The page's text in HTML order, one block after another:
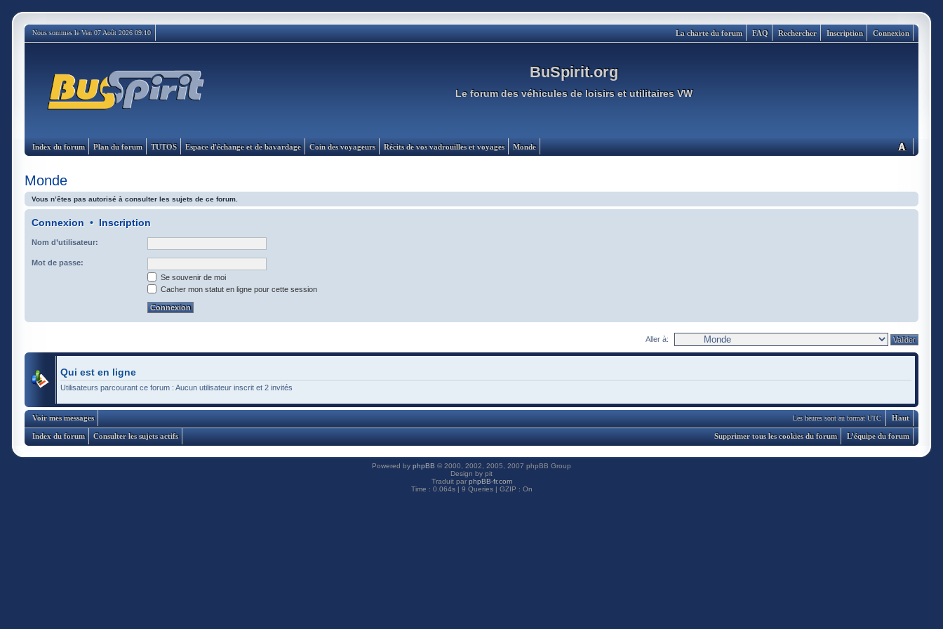
Nous sommes le Ven 07 Août 2026 09:10 Connexion
Inscription
Rechercher
FAQ
La charte du forum
BuSpirit.org
Le forum des véhicules de loisirs et utilitaires VW
Index du forum Plan du forum TUTOS Espace d'échange et de bavardage Coin des voyageurs Récits de vos vadrouilles et voyages Monde
Monde
Vous n’êtes pas autorisé à consulter les sujets de ce forum.
Connexion • Inscription
Nom d’utilisateur:
Mot de passe:
Se souvenir de moi
Cacher mon statut en ligne pour cette session
Aller à:
Qui est en ligne
Utilisateurs parcourant ce forum : Aucun utilisateur inscrit et 2 invités
Haut
Les heures sont au format UTC
Voir mes messages
Index du forum Consulter les sujets actifs L’équipe du forum
Supprimer tous les cookies du forum
Powered by phpBB © 2000, 2002, 2005, 2007 phpBB Group
Design by pit
Traduit par phpBB-fr.com
Time : 0.064s | 9 Queries | GZIP : On